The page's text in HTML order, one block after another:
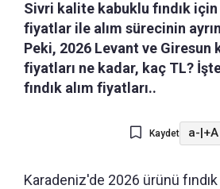
Sivri kalite kabuklu fındık
fiyatlar ile alım sürecinin
Peki, 2026 Levant ve Giresun
fiyatları ne kadar, kaç TL?
fındık alım fiyatları..
Kaydet a-|+A
Karadeniz'de 2026 ürünü